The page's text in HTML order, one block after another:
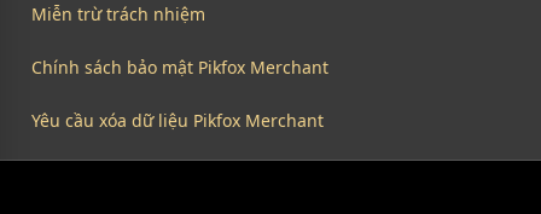
Miễn trừ trách nhiệm
Chính sách bảo mật Pikfox Merchant
Yêu cầu xóa dữ liệu Pikfox Merchant